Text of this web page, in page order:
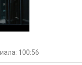
: 100:56